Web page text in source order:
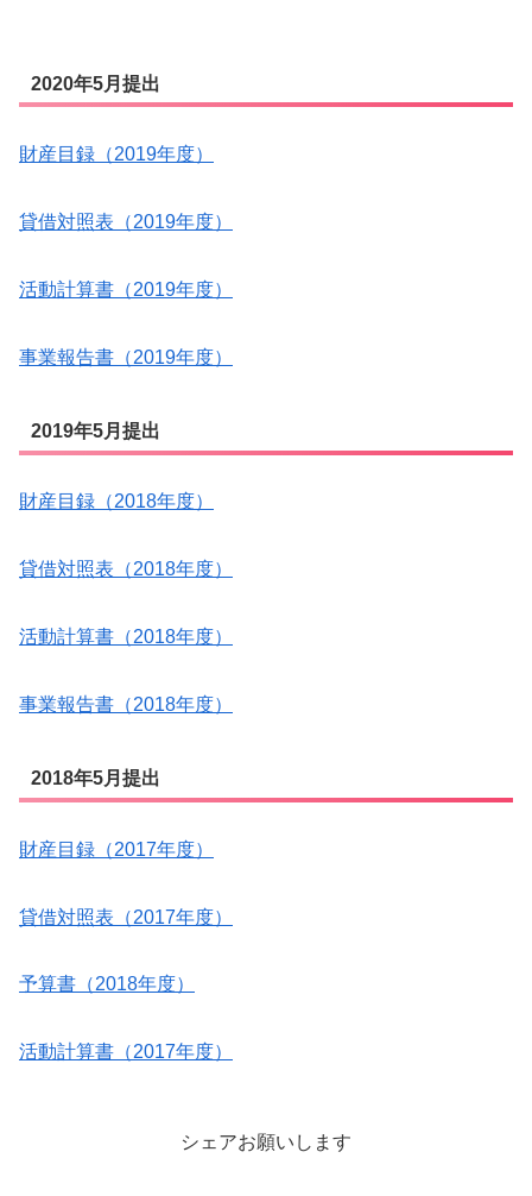
2020年5月提出
財産目録（2019年度）
貸借対照表（2019年度）
活動計算書（2019年度）
事業報告書（2019年度）
2019年5月提出
財産目録（2018年度）
貸借対照表（2018年度）
活動計算書（2018年度）
事業報告書（2018年度）
2018年5月提出
財産目録（2017年度）
貸借対照表（2017年度）
予算書（2018年度）
活動計算書（2017年度）
シェアお願いします